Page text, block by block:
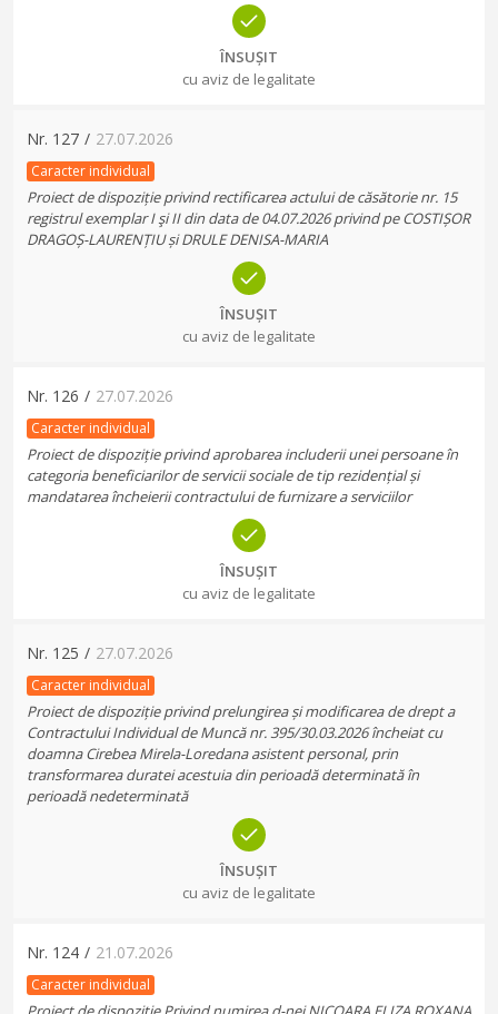
ÎNSUȘIT
cu aviz de legalitate
Nr. 127 / 27.07.2026
Caracter individual
Proiect de dispoziție privind rectificarea actului de căsătorie nr. 15
registrul exemplar I şi II din data de 04.07.2026 privind pe COSTIȘOR
DRAGOȘ-LAURENȚIU și DRULE DENISA-MARIA
ÎNSUȘIT
cu aviz de legalitate
Nr. 126 / 27.07.2026
Caracter individual
Proiect de dispoziție privind aprobarea includerii unei persoane în
categoria beneficiarilor de servicii sociale de tip rezidențial și
mandatarea încheierii contractului de furnizare a serviciilor
ÎNSUȘIT
cu aviz de legalitate
Nr. 125 / 27.07.2026
Caracter individual
Proiect de dispoziție privind prelungirea și modificarea de drept a
Contractului Individual de Muncă nr. 395/30.03.2026 încheiat cu
doamna Cirebea Mirela-Loredana asistent personal, prin
transformarea duratei acestuia din perioadă determinată în
perioadă nedeterminată
ÎNSUȘIT
cu aviz de legalitate
Nr. 124 / 21.07.2026
Caracter individual